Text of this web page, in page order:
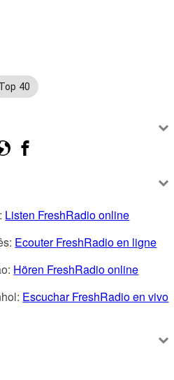
Top 40
Listen FreshRadio online
Ecouter FreshRadio en ligne
Hören FreshRadio online
Escuchar FreshRadio en vivo